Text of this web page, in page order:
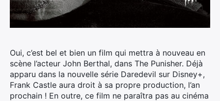
Oui, c’est bel et bien un film qui mettra à nouveau en
scène l’acteur John Berthal, dans The Punisher. Déjà
apparu dans la nouvelle série Daredevil sur Disney+,
Frank Castle aura droit à sa propre production, l’an
prochain ! En outre, ce film ne paraîtra pas au cinéma